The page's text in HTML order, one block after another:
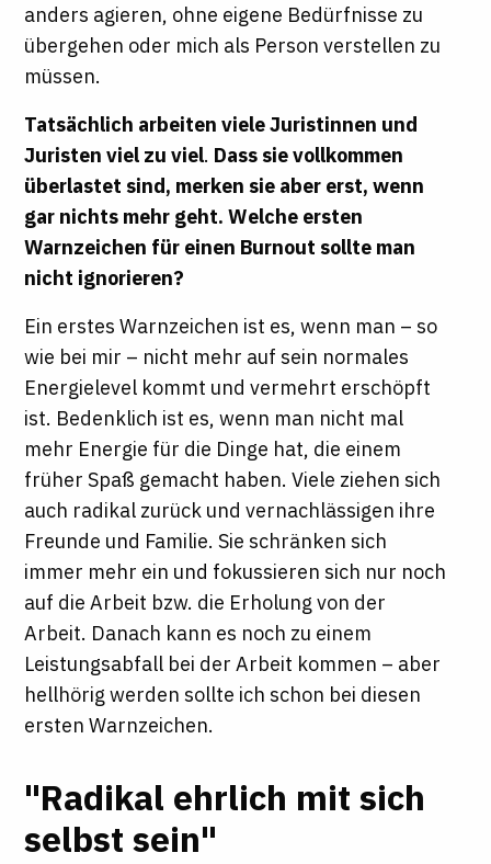
anders agieren, ohne eigene Bedürfnisse zu
übergehen oder mich als Person verstellen zu
müssen.
Tatsächlich arbeiten viele Juristinnen und
Juristen viel zu viel. Dass sie vollkommen
überlastet sind, merken sie aber erst, wenn
gar nichts mehr geht. Welche ersten
Warnzeichen für einen Burnout sollte man
nicht ignorieren?
Ein erstes Warnzeichen ist es, wenn man – so
wie bei mir – nicht mehr auf sein normales
Energielevel kommt und vermehrt erschöpft
ist. Bedenklich ist es, wenn man nicht mal
mehr Energie für die Dinge hat, die einem
früher Spaß gemacht haben. Viele ziehen sich
auch radikal zurück und vernachlässigen ihre
Freunde und Familie. Sie schränken sich
immer mehr ein und fokussieren sich nur noch
auf die Arbeit bzw. die Erholung von der
Arbeit. Danach kann es noch zu einem
Leistungsabfall bei der Arbeit kommen – aber
hellhörig werden sollte ich schon bei diesen
ersten Warnzeichen.
"Radikal ehrlich mit sich
selbst sein"